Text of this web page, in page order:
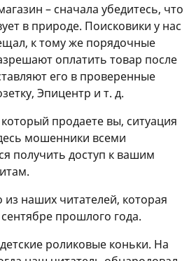
– сначала убедитесь, что
в природе. Поисковики у нас
к тому же порядочные
оплатить товар после
его в проверенные
Эпицентр и т. д.
продаете вы, ситуация
мошенники всеми
получить доступ к вашим
из наших читателей, которая
прошлого года.
роликовые коньки. На